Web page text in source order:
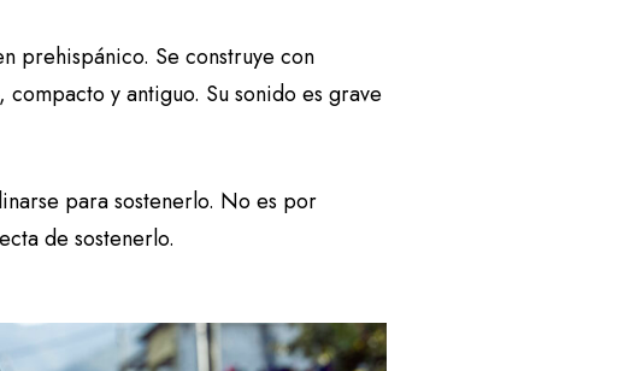
prehispánico. Se construye con
y antiguo. Su sonido es grave
para sostenerlo. No es por
de sostenerlo.